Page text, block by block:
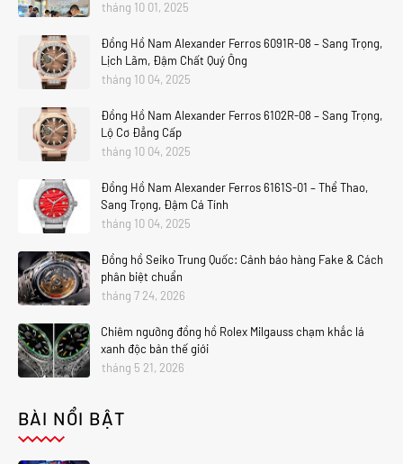
tháng 10 01, 2025
Đồng Hồ Nam Alexander Ferros 6091R-08 – Sang Trọng,
Lịch Lãm, Đậm Chất Quý Ông
tháng 10 04, 2025
Đồng Hồ Nam Alexander Ferros 6102R-08 – Sang Trọng,
Lộ Cơ Đẳng Cấp
tháng 10 04, 2025
Đồng Hồ Nam Alexander Ferros 6161S-01 – Thể Thao,
Sang Trọng, Đậm Cá Tính
tháng 10 04, 2025
Đồng hồ Seiko Trung Quốc: Cảnh báo hàng Fake & Cách
phân biệt chuẩn
tháng 7 24, 2026
Chiêm ngưỡng đồng hồ Rolex Milgauss chạm khắc lá
xanh độc bản thế giới
tháng 5 21, 2026
BÀI NỔI BẬT